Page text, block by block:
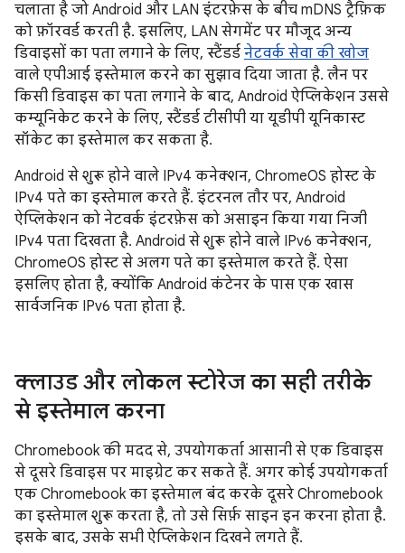
चलाता है जो Android और LAN इंटरफ़ेस के बीच mDNS ट्रैफ़िक
को फ़ॉरवर्ड करती है. इसलिए, LAN सेगमेंट पर मौजूद अन्य
डिवाइसों का पता लगाने के लिए, स्टैंडर्ड नेटवर्क सेवा की खोज
वाले एपीआई इस्तेमाल करने का सुझाव दिया जाता है. लैन पर
किसी डिवाइस का पता लगाने के बाद, Android ऐप्लिकेशन उससे
कम्यूनिकेट करने के लिए, स्टैंडर्ड टीसीपी या यूडीपी यूनिकास्ट
सॉकेट का इस्तेमाल कर सकता है.
Android से शुरू होने वाले IPv4 कनेक्शन, ChromeOS होस्ट के
IPv4 पते का इस्तेमाल करते हैं. इंटरनल तौर पर, Android
ऐप्लिकेशन को नेटवर्क इंटरफ़ेस को असाइन किया गया निजी
IPv4 पता दिखता है. Android से शुरू होने वाले IPv6 कनेक्शन,
ChromeOS होस्ट से अलग पते का इस्तेमाल करते हैं. ऐसा
इसलिए होता है, क्योंकि Android कंटेनर के पास एक खास
सार्वजनिक IPv6 पता होता है.
क्लाउड और लोकल स्टोरेज का सही तरीके
से इस्तेमाल करना
Chromebook की मदद से, उपयोगकर्ता आसानी से एक डिवाइस
से दूसरे डिवाइस पर माइग्रेट कर सकते हैं. अगर कोई उपयोगकर्ता
एक Chromebook का इस्तेमाल बंद करके दूसरे Chromebook
का इस्तेमाल शुरू करता है, तो उसे सिर्फ़ साइन इन करना होता है.
इसके बाद, उसके सभी ऐप्लिकेशन दिखने लगते हैं.